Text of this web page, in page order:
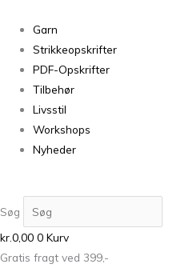
Garn
Strikkeopskrifter
PDF-Opskrifter
Tilbehør
Livsstil
Workshops
Nyheder
Søg
kr.0,00 0 Kurv
Gratis fragt ved 399,-